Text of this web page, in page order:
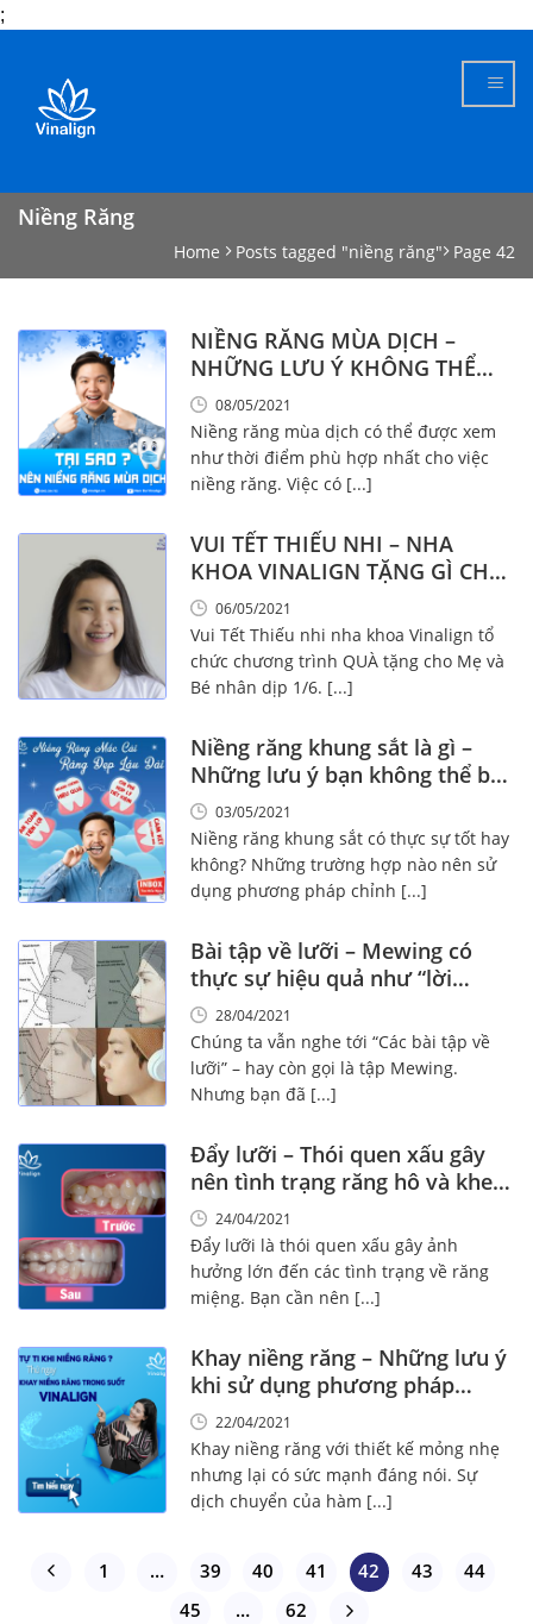
;
content
Niềng Răng
Home Posts tagged "niềng răng" Page 42
NIỀNG RĂNG MÙA DỊCH –
NHỮNG LƯU Ý KHÔNG THỂ
KHÔNG BIẾT!
08/05/2021
Niềng răng mùa dịch có thể được xem
như thời điểm phù hợp nhất cho việc
niềng răng. Việc có [...]
VUI TẾT THIẾU NHI – NHA
KHOA VINALIGN TẶNG GÌ CHO
MẸ VÀ BÉ!
06/05/2021
Vui Tết Thiếu nhi nha khoa Vinalign tổ
chức chương trình QUÀ tặng cho Mẹ và
Bé nhân dịp 1/6. [...]
Niềng răng khung sắt là gì –
Những lưu ý bạn không thể bỏ
qua!03/05/2021
Niềng răng khung sắt có thực sự tốt hay
không? Những trường hợp nào nên sử
dụng phương pháp chỉnh [...]
Bài tập về lưỡi – Mewing có
thực sự hiệu quả như “lời
đồn”?
28/04/2021
Chúng ta vẫn nghe tới “Các bài tập về
lưỡi” – hay còn gọi là tập Mewing.
Nhưng bạn đã [...]
Đẩy lưỡi – Thói quen xấu gây
nên tình trạng răng hô và khe
thưa!24/04/2021
Đẩy lưỡi là thói quen xấu gây ảnh
hưởng lớn đến các tình trạng về răng
miệng. Bạn cần nên [...]
Khay niềng răng – Những lưu ý
khi sử dụng phương pháp
chỉnh nha này!
22/04/2021
Khay niềng răng với thiết kế mỏng nhẹ
nhưng lại có sức mạnh đáng nói. Sự
dịch chuyển của hàm [...]
1 … 39 40 41 42 43
44
45
… 62